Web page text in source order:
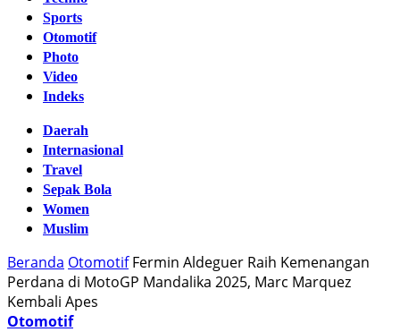
Sports
Otomotif
Photo
Video
Indeks
Daerah
Internasional
Travel
Sepak Bola
Women
Muslim
Beranda Otomotif Fermin Aldeguer Raih Kemenangan
Perdana di MotoGP Mandalika 2025, Marc Marquez
Kembali Apes
Otomotif